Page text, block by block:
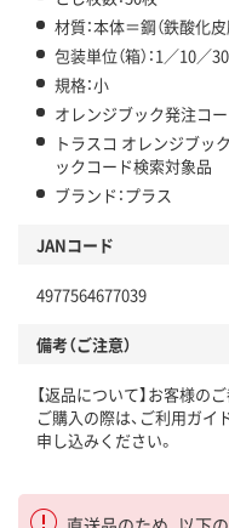
材質：本体＝鋼（鉄酸化
包装単位（箱）：1／10／
規格：小
オレンジブック発注コー
トラスコ オレンジブッ
ックコード検索対象品
ブランド：プラス
JANコード
4977564677039
備考（ご注意）
【返品について】お客様の
ご購入の際は、ご利用ガイ
申し込みください。